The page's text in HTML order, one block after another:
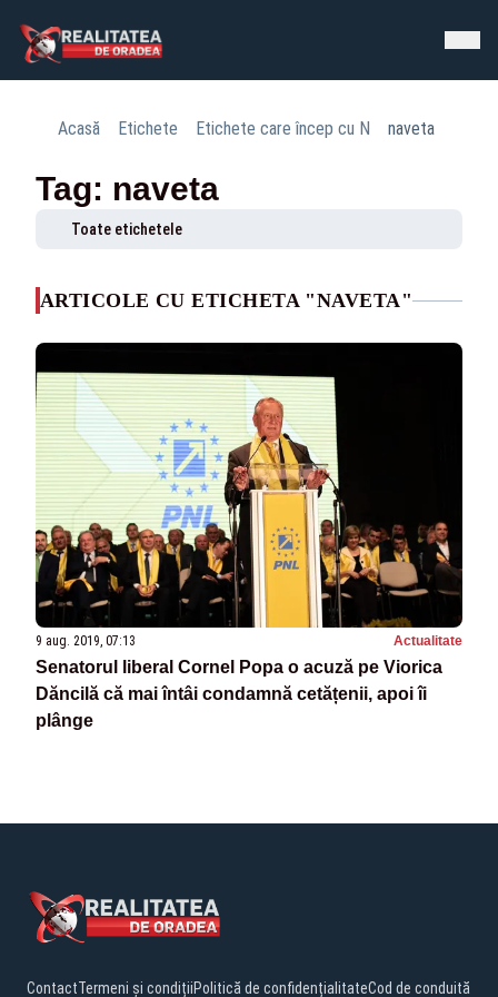
Acasă Etichete Etichete care încep cu N naveta
Tag: naveta
Toate etichetele
ARTICOLE CU ETICHETA "NAVETA"
9 aug. 2019, 07:13 Actualitate
Senatorul liberal Cornel Popa o acuză pe Viorica
Dăncilă că mai întâi condamnă cetățenii, apoi îi
plânge
ContactTermeni și condițiiPolitică de confidențialitateCod de conduită